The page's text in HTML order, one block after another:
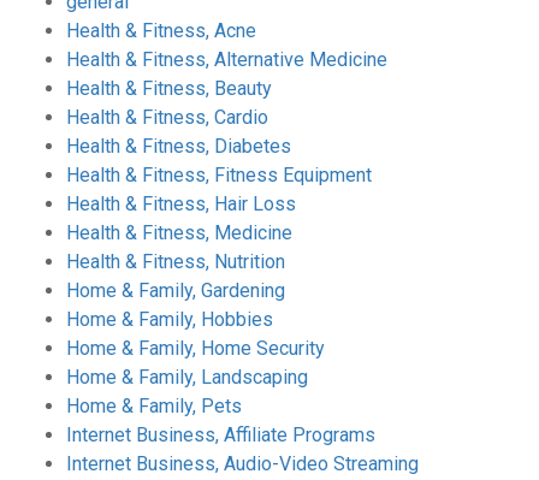
Health & Fitness, Acne
Health & Fitness, Alternative Medicine
Health & Fitness, Beauty
Health & Fitness, Cardio
Health & Fitness, Diabetes
Health & Fitness, Fitness Equipment
Health & Fitness, Hair Loss
Health & Fitness, Medicine
Health & Fitness, Nutrition
Home & Family, Gardening
Home & Family, Hobbies
Home & Family, Home Security
Home & Family, Landscaping
Home & Family, Pets
Internet Business, Affiliate Programs
Internet Business, Audio-Video Streaming